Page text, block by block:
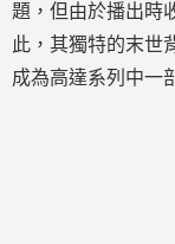
題，但由於播出時
此，其獨特的末世
成為高達系列中一